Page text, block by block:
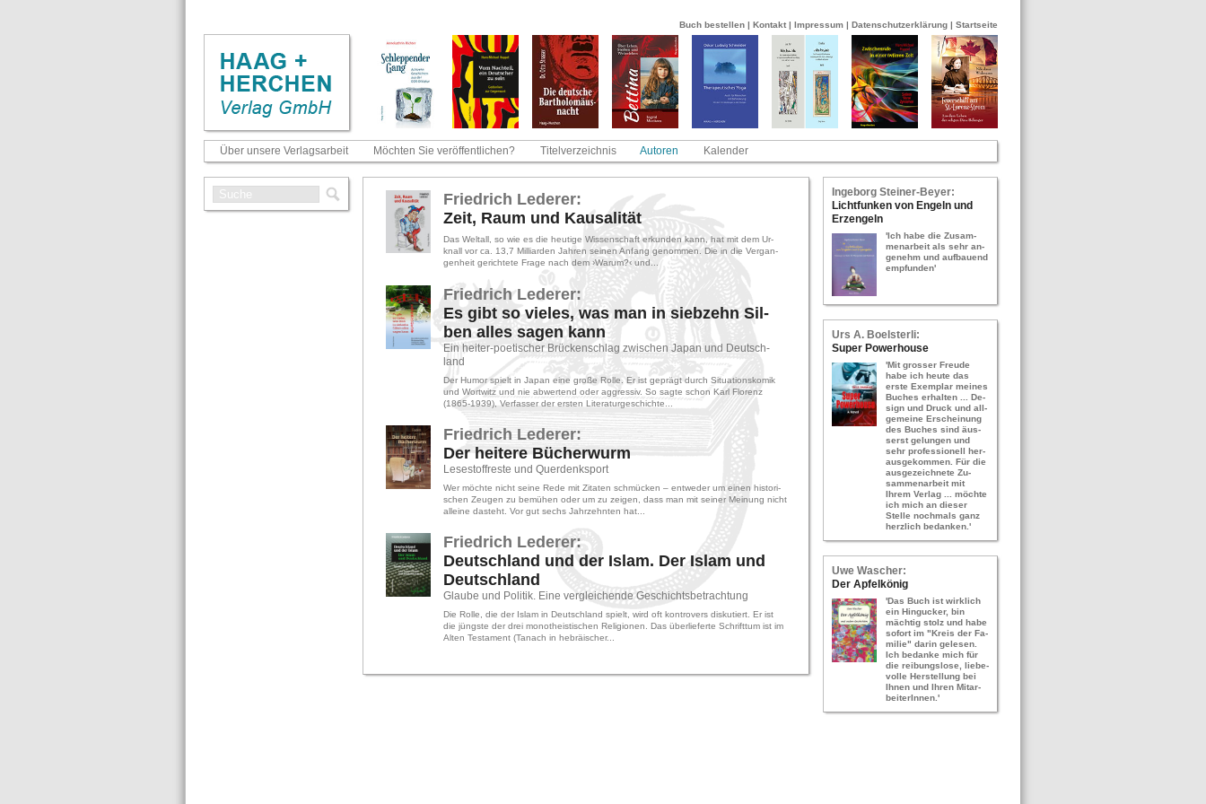
Buch bestellen | Kontakt | Impressum | Datenschutzerklärung | Startseite
Über unsere Verlagsarbeit Möchten Sie veröffentlichen? Titelverzeichnis Autoren Kalender
In­ge­borg Stei­ner-​Bey­er:
Licht­fun­ken von En­geln und
Erz­en­geln
'Ich habe die Zu­sam­
men­ar­beit als sehr an­
ge­nehm und auf­bau­end
emp­fun­den'
Urs A. Bo­els­ter­li:
Super Power­hou­se
'Mit gros­ser Freu­de
habe ich heute das
erste Ex­em­plar mei­nes
Bu­ches er­hal­ten ... De­
sign und Druck und all­
ge­mei­ne Er­schei­nung
des Bu­ches sind äus­
serst ge­lun­gen und
sehr pro­fes­sio­nell her­
aus­ge­kom­men. Für die
aus­ge­zeich­ne­te Zu­
sam­men­ar­beit mit
Ihrem Ver­lag ... möch­te
ich mich an die­ser
Stel­le noch­mals ganz
herz­lich be­dan­ken.'
Uwe Wa­scher:
Der Ap­fel­kö­nig
'Das Buch ist wirk­lich
ein Hin­gu­cker, bin
mäch­tig stolz und habe
so­fort im "Kreis der Fa­
mi­lie" darin ge­le­sen.
Ich be­dan­ke mich für
die rei­bungs­lo­se, lie­be­
vol­le Her­stel­lung bei
Ihnen und Ihren Mit­ar­
bei­te­rIn­nen.'
Fried­rich Le­de­rer:
Zeit, Raum und Kau­sa­li­tät
Das Welt­all, so wie es die heu­ti­ge Wis­sen­schaft er­kun­den kann, hat mit dem Ur­
knall vor ca. 13,7 Mil­li­ar­den Jah­ren sei­nen An­fang ge­nom­men. Die in die Ver­gan­
gen­heit ge­rich­te­te Frage nach dem ›Warum?‹ und...
Fried­rich Le­de­rer:
Es gibt so vie­les, was man in sieb­zehn Sil­
ben alles sagen kann
Ein hei­ter-​poe­ti­scher Brü­cken­schlag zwi­schen Japan und Deutsch­
land
Der Humor spielt in Japan eine große Rolle. Er ist ge­prägt durch Si­tua­ti­ons­ko­mik
und Wort­witz und nie ab­wer­tend oder ag­gres­siv. So sagte schon Karl Flo­renz
(1865-​1939), Ver­fas­ser der ers­ten Li­te­ra­tur­ge­schich­te...
Fried­rich Le­de­rer:
Der hei­te­re Bü­cher­wurm
Le­se­stoff­res­te und Quer­denk­sport
Wer möch­te nicht seine Rede mit Zi­ta­ten schmü­cken – ent­we­der um einen his­to­ri­
schen Zeu­gen zu be­mü­hen oder um zu zei­gen, dass man mit sei­ner Mei­nung nicht
al­lei­ne da­steht. Vor gut sechs Jahr­zehn­ten hat...
Fried­rich Le­de­rer:
Deutsch­land und der Islam. Der Islam und
Deutsch­land
Glau­be und Po­li­tik. Eine ver­glei­chen­de Ge­schichts­be­trach­tung
Die Rolle, die der Islam in Deutsch­land spielt, wird oft kon­tro­vers dis­ku­tiert. Er ist
die jüngs­te der drei mo­no­the­is­ti­schen Re­li­gio­nen. Das über­lie­fer­te Schrift­tum ist im
Alten Tes­ta­ment (Tanach in he­bräi­scher...